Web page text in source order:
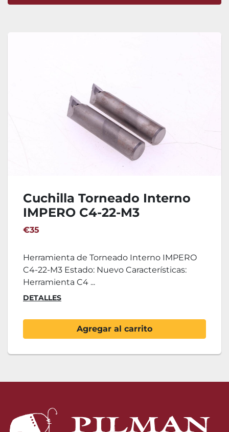
Cuchilla Torneado Interno
IMPERO C4-22-M3
€35
Herramienta de Torneado Interno IMPERO
C4-22-M3 Estado: Nuevo Características:
Herramienta C4 ...
DETALLES
Agregar al carrito